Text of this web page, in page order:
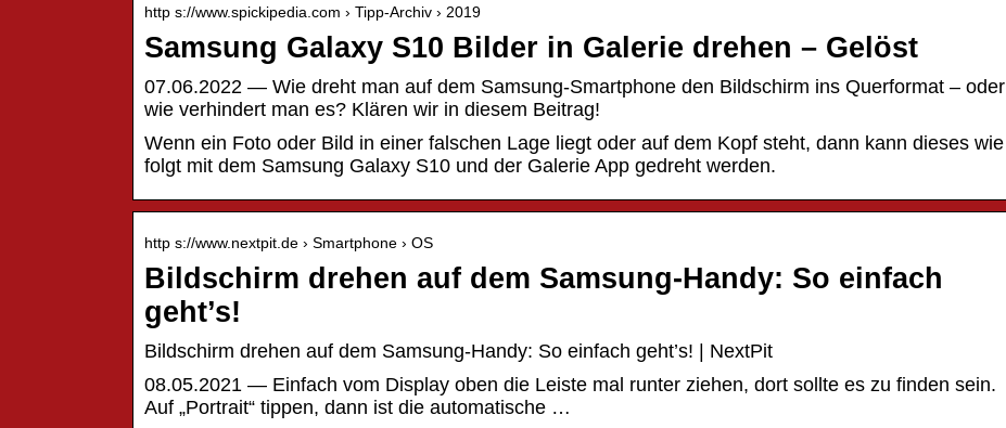
http s://www.spickipedia.com › Tipp-Archiv › 2019
Samsung Galaxy S10 Bilder in Galerie drehen – Gelöst
07.06.2022 — Wie dreht man auf dem Samsung-Smartphone den Bildschirm ins Querformat – oder
wie verhindert man es? Klären wir in diesem Beitrag!
Wenn ein Foto oder Bild in einer falschen Lage liegt oder auf dem Kopf steht, dann kann dieses wie
folgt mit dem Samsung Galaxy S10 und der Galerie App gedreht werden.
http s://www.nextpit.de › Smartphone › OS
Bildschirm drehen auf dem Samsung-Handy: So einfach
geht’s!
Bildschirm drehen auf dem Samsung-Handy: So einfach geht’s! | NextPit
08.05.2021 — Einfach vom Display oben die Leiste mal runter ziehen, dort sollte es zu finden sein.
Auf „Portrait“ tippen, dann ist die automatische …